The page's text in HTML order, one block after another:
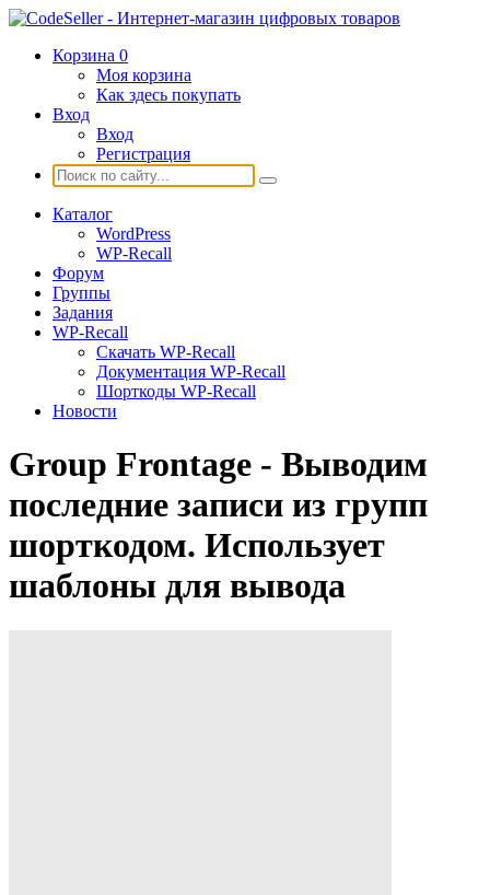
Корзина 0
Моя корзина
Как здесь покупать
Вход
Вход
Регистрация
Каталог
WordPress
WP-Recall
Форум
Группы
Задания
WP-Recall
Скачать WP-Recall
Документация WP-Recall
Шорткоды WP-Recall
Новости
Group Frontage - Выводим
последние записи из групп
шорткодом. Использует
шаблоны для вывода